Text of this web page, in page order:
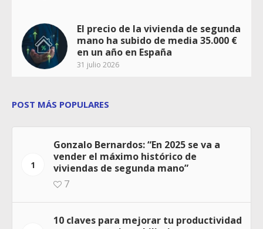
El precio de la vivienda de segunda
mano ha subido de media 35.000 €
en un año en España
31 julio 2026
POST MÁS POPULARES
1
Gonzalo Bernardos: “En 2025 se va a
vender el máximo histórico de
viviendas de segunda mano”
7
10 claves para mejorar tu productividad